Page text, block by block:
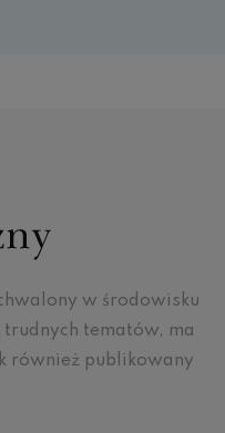
w środowisku
tematów, ma
również publikowany